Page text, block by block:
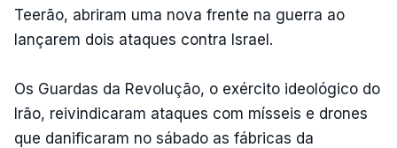
Teerão, abriram uma nova frente na guerra ao
lançarem dois ataques contra Israel.
Os Guardas da Revolução, o exército ideológico do
Irão, reivindicaram ataques com mísseis e drones
que danificaram no sábado as fábricas da